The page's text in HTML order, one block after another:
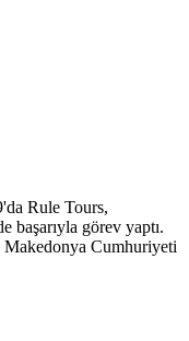
Rule Tours,
görev yaptı.
Makedonya Cumhuriyeti